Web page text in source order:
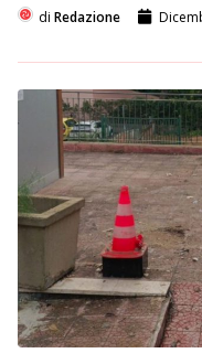
di Redazione